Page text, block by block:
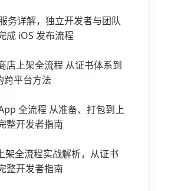
务详解，独立开发者与团队
成 iOS 发布流程
店上架全流程 从证书体系到
跨平台方法
全流程 从准备、打包到上
整开发者指南
架全流程实战解析，从证书
整开发者指南